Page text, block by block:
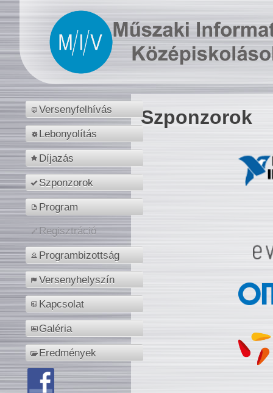
Versenyfelhívás
Lebonyolítás
Díjazás
Szponzorok
Program
Regisztráció
Programbizottság
Versenyhelyszín
Kapcsolat
Galéria
Eredmények
Szponzorok